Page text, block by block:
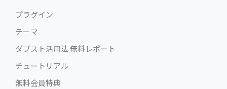
プラグイン
テーマ
ダブスト活用法 無料レポート
チュートリアル
無料会員特典